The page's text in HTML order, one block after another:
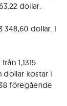
dollar.
348,60 dollar. I
1,1315
dollar kostar i
föregående